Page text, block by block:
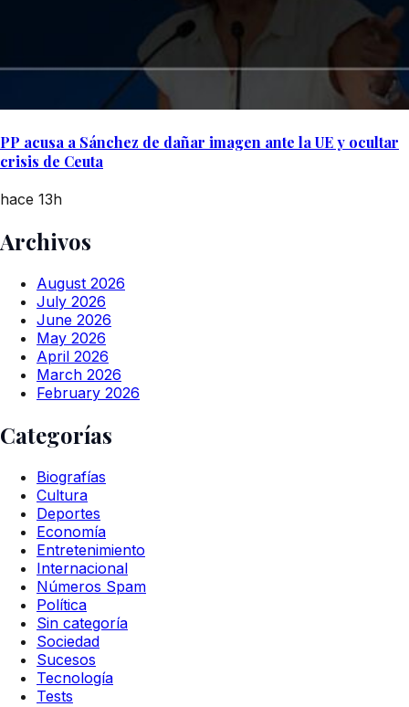
PP acusa a Sánchez de dañar imagen ante la UE y ocultar
crisis de Ceuta
hace 13h
Archivos
August 2026
July 2026
June 2026
May 2026
April 2026
March 2026
February 2026
Categorías
Biografías
Cultura
Deportes
Economía
Entretenimiento
Internacional
Números Spam
Política
Sin categoría
Sociedad
Sucesos
Tecnología
Tests